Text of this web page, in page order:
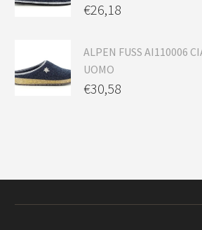
€26,18
ALPEN FUSS AI110006
UOMO
€30,58